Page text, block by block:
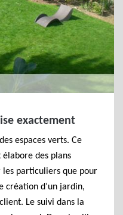
exactement
espaces verts. Ce
des plans
les particuliers que pour
création d’un jardin,
Le suivi dans la